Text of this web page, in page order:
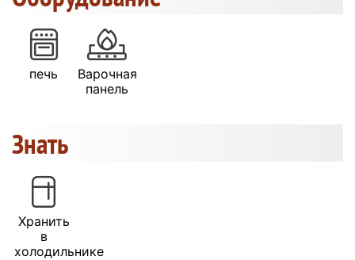
печь
Варочная
панель
Знать
Хранить
в
холодильнике